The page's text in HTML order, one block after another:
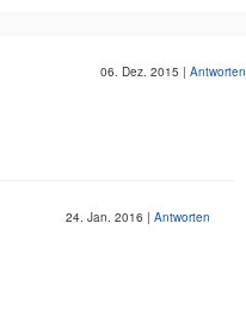
06. Dez. 2015 | Antworten
24. Jan. 2016 | Antworten